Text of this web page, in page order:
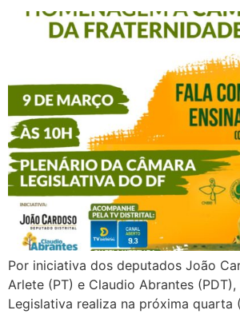
Por iniciativa dos deputados João
Arlete (PT) e Claudio Abrantes (PDT),
Legislativa realiza na próxima quarta